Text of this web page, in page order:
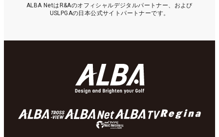
ALBA NetはR&Aのオフィシャルデジタルパートナー、および
USLPGAの日本公式サイトパートナーです。